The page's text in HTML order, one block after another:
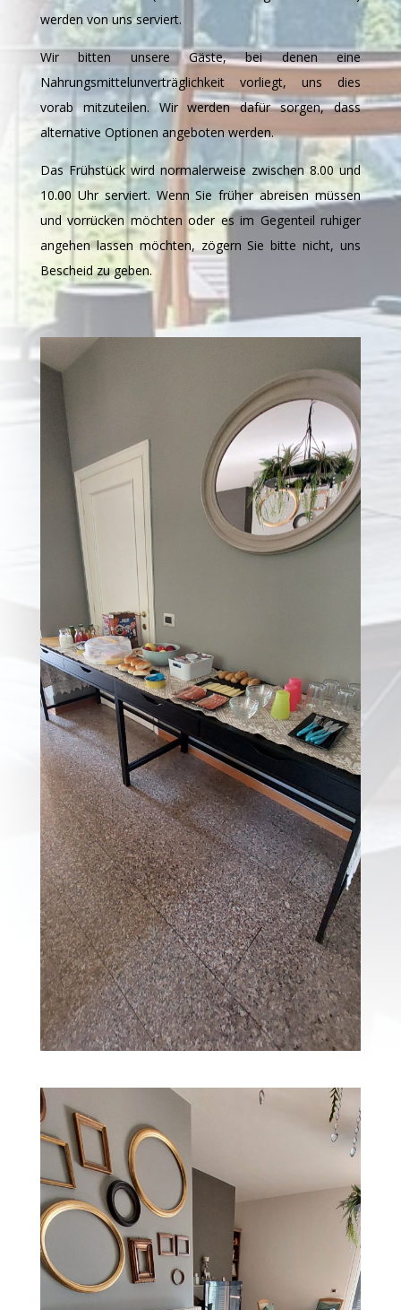
werden von uns serviert.
Wir bitten unsere Gäste, bei denen eine
Nahrungsmittelunverträglichkeit vorliegt, uns dies
vorab mitzuteilen. Wir werden dafür sorgen, dass
alternative Optionen angeboten werden.
Das Frühstück wird normalerweise zwischen 8.00 und
10.00 Uhr serviert. Wenn Sie früher abreisen müssen
und vorrücken möchten oder es im Gegenteil ruhiger
angehen lassen möchten, zögern Sie bitte nicht, uns
Bescheid zu geben.